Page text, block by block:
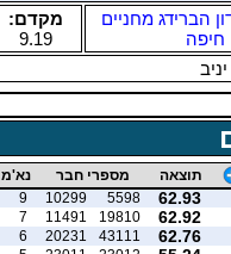
הברידג מחניים
חיפה
מקדם:
9.19
תוצאה מספרי חבר נא'מ
62.93
5598
10299
9
62.92
19810
11491
7
62.76
43111
20231
6